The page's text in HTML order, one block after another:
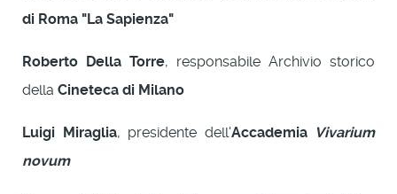
di Roma "La Sapienza"
Roberto Della Torre, responsabile Archivio storico
della Cineteca di Milano
Luigi Miraglia, presidente dell'Accademia
Vivarium
novum